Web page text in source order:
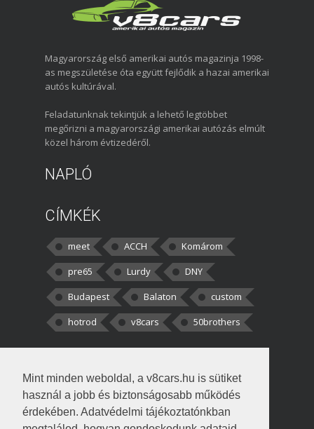
Mint minden weboldal, a v8cars.hu is sütiket
használ a jobb és biztonságosabb működés
érdekében. Adatvédelmi tájékoztatónkban
Magyarország első amerikai autós magazinja 1998-
as megszületése óta együtt fejlődik a hazai amerikai
autós kultúrával.
Feladatunknak tekintjük a lehető legtöbbet
megőrizni a magyarországi amerikai autózás elmúlt
közel három évtizedéről.
NAPLÓ
CÍMKÉK
meet ACCH
Komárom
pre65
Lurdy
DNY
Budapest
Balaton
custom
hotrod
v8cars 50brothers
kortisz:Elszúrtam! Én csak két
darabbaal számoltam. Nem tudtam, hogy fél autót,